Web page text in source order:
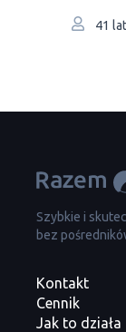
41 lat
Szybkie i
bez
Kontakt
Cennik
Jak to działa